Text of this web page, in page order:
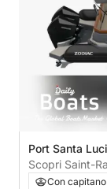
Port Santa
Scopri Saint-
di un motoscafo.
Con capitano